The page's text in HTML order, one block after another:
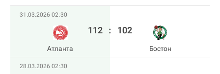
31.03.2026 02:30
Атланта
112 : 102
Бостон
28.03.2026 02:30